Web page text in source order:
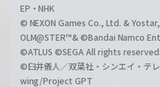
EP・NHK
© NEXON Games Co., Ltd. &
OLM@STER™& ©Bandai Namco
©ATLUS ©SEGA All rights reserved.
©臼井儀人／双葉社・シンエイ・テ
wing/Project GPT